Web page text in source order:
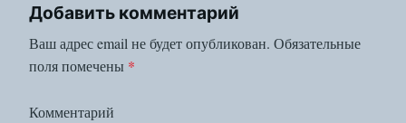
Добавить комментарий
Ваш адрес email не будет опубликован. Обязательные
поля помечены *
Комментарий